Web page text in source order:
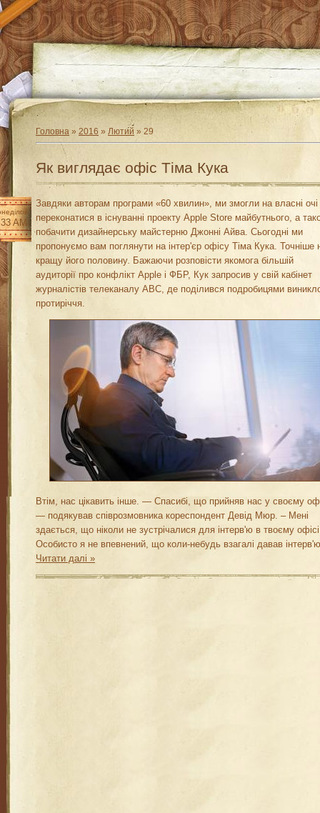
Головна » 2016 » Лютий » 29
Як виглядає офіс Тіма Кука
AM
Завдяки авторам програми «60 хвилин», ми змогли на власні очі
переконатися в існуванні проекту Apple Store майбутнього, а
побачити дизайнерську майстерню Джонні Айва. Сьогодні ми
пропонуємо вам поглянути на інтер'єр офісу Тіма Кука. Точніше
кращу його половину. Бажаючи розповісти якомога більшій
аудиторії про конфлікт Apple і ФБР, Кук запросив у свій кабінет
журналістів телеканалу ABC, де поділився подробицями
протиріччя.
Втім, нас цікавить інше. — Спасибі, що прийняв нас у своєму
— подякував співрозмовника кореспондент Девід Мюр. – Мені
здається, що ніколи не зустрічалися для інтерв'ю в твоєму
Особисто я не впевнений, що коли-небудь взагалі давав
Читати далі »